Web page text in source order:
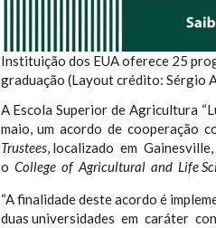
Instituição dos EUA oferece 25
graduação (Layout crédito: Sérgio
A Escola Superior de Agricultura
maio, um acordo de cooperação
Trustees, localizado em
o College of Agricultural and Life
“A finalidade deste acordo é
duas universidades em caráter